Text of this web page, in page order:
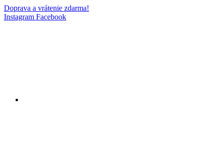
Doprava a vrátenie zdarma!
Instagram Facebook